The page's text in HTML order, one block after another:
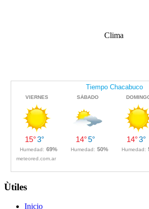
Clima
Ùtiles
Inicio